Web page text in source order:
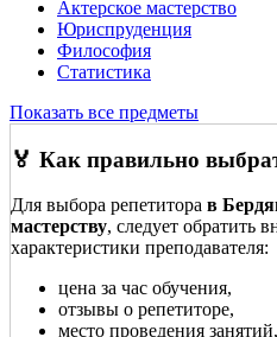
Актерское мастерство
Юриспруденция
Философия
Статистика
Показать все предметы
🏅 Как правильно
Для выбора репетитора в
мастерству, следует обратить
характеристики преподавателя:
цена за час обучения,
отзывы о репетиторе,
место проведения занятий,